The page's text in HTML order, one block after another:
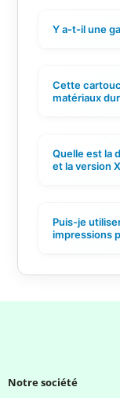
Y a-t-il une
Cette
matériaux
Quelle est la
et la version
Puis-je
impressions
Notre société